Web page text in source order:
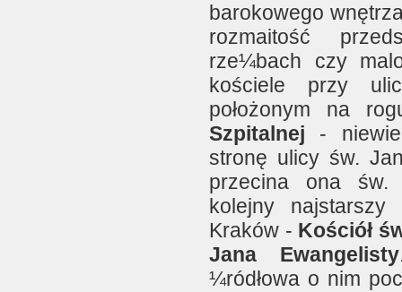
barokowego
rozmaitość
rze¼bach czy
kościele przy
położonym na
Szpitalnej -
stronę ulicy św.
przecina ona św.
kolejny najstarszy
Kraków - Kościół
Jana Ewangelisty
¼ródłowa o nim